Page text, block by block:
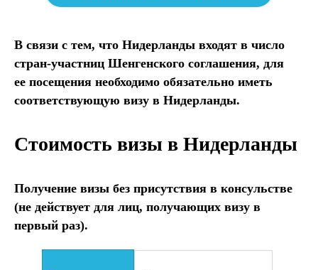
В связи с тем, что Нидерланды входят в число
стран-участниц Шенгенского соглашения, для
ее посещения необходимо обязательно иметь
соответствующую визу в Нидерланды.
Стоимость визы в Нидерланды
Получение визы без присутствия в консульстве
(не действует для лиц, получающих визу в
первый раз).